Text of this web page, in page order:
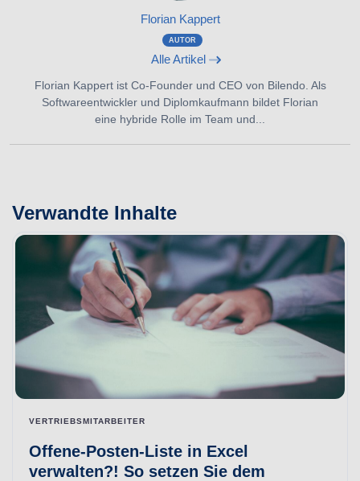
Florian Kappert
AUTOR
Alle Artikel
Florian Kappert ist Co-Founder und CEO von Bilendo. Als
Softwareentwickler und Diplomkaufmann bildet Florian
eine hybride Rolle im Team und...
Verwandte Inhalte
VERTRIEBSMITARBEITER
Offene-Posten-Liste in Excel
verwalten?! So setzen Sie dem